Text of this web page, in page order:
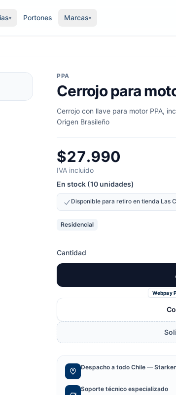
▾ Portones Marcas▾
PPA
Cerrojo para
Cerrojo con llave para motor PPA,
Origen Brasileño
$27.990
IVA incluido
En stock (10 unidades)
Disponible para retiro en tienda Las
Residencial
Cantidad
Webpay
Despacho a todo Chile —
Soporte técnico especializado